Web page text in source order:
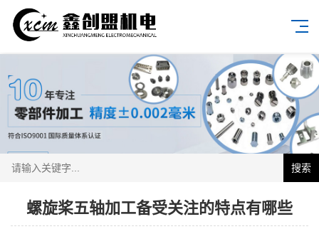
搜索
螺旋桨五轴加工备受关注的特点有哪些